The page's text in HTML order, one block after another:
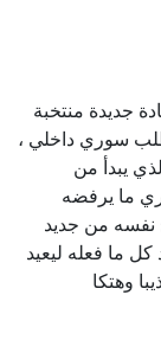
جديدة منتخبة
سوري داخلي ،
يبدأ من
ما يرفضه
نفسه من جديد
ما فعله ليعيد
وهتكا